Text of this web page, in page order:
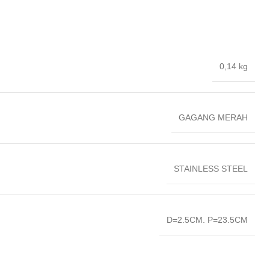
0,14 kg
GAGANG MERAH
STAINLESS STEEL
D=2.5CM. P=23.5CM